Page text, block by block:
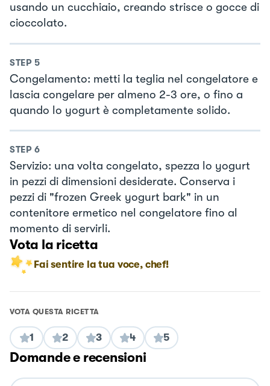
usando un cucchiaio, creando strisce o gocce di
cioccolato.
STEP 5
Congelamento: metti la teglia nel congelatore e
lascia congelare per almeno 2-3 ore, o fino a
quando lo yogurt è completamente solido.
STEP 6
Servizio: una volta congelato, spezza lo yogurt
in pezzi di dimensioni desiderate. Conserva i
pezzi di "frozen Greek yogurt bark" in un
contenitore ermetico nel congelatore fino al
momento di servirli.
Vota la ricetta
Fai sentire la tua voce, chef!
VOTA QUESTA RICETTA
1 2 3 4 5
Domande e recensioni